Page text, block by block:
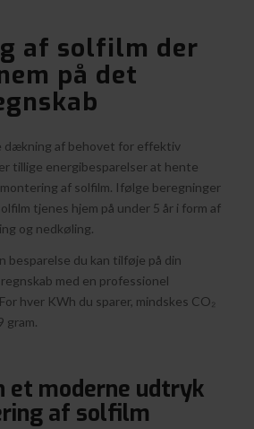
af solfilm der
på det
dækning af behovet for effektiv
tillige energibesparelser at hente
af solfilm. Ifølge beregninger
tjenes hjem på under 5 år i form af
og nedkøling.
besparelse du kan tilføje på din
med en professionel
hver KWh du sparer, mindskes CO₂
gram.
et moderne udtryk
af solfilm